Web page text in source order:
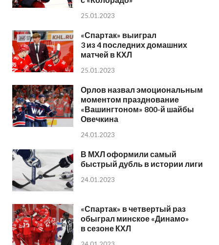
25.01.2023
«Спартак» выиграл
3 из 4 последних домашних
матчей в КХЛ
25.01.2023
Орлов назвал эмоциональным
моментом празднование
«Вашингтоном» 800-й шайбы
Овечкина
24.01.2023
В МХЛ оформили самый
быстрый дубль в истории лиги
24.01.2023
«Спартак» в четвертый раз
обыграл минское «Динамо»
в сезоне КХЛ